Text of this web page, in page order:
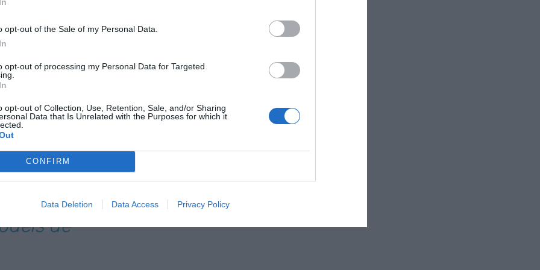
opt-out of the Sale of my Personal Data.
opt-out of processing my Personal Data for Targeted
opt-out of Collection, Use, Retention, Sale, and/or Sharing
Data that Is Unrelated with the Purposes for which it
CONFIRM
Data Deletion Data Access Privacy Policy
confirmat que també ha participat en
estatals i autonòmics d'aplicació de la
Addicionalment, el 36% dels projectes
de l'aprenentatge automàtic, amb la
automàtic, que permeten a les
i generar prediccions precises.
models
i de la
de